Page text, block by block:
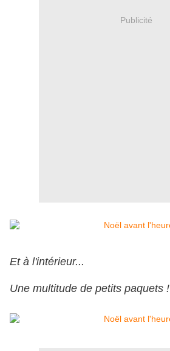
Publicité
Et à l'intérieur...
Une multitude de petits paquets !